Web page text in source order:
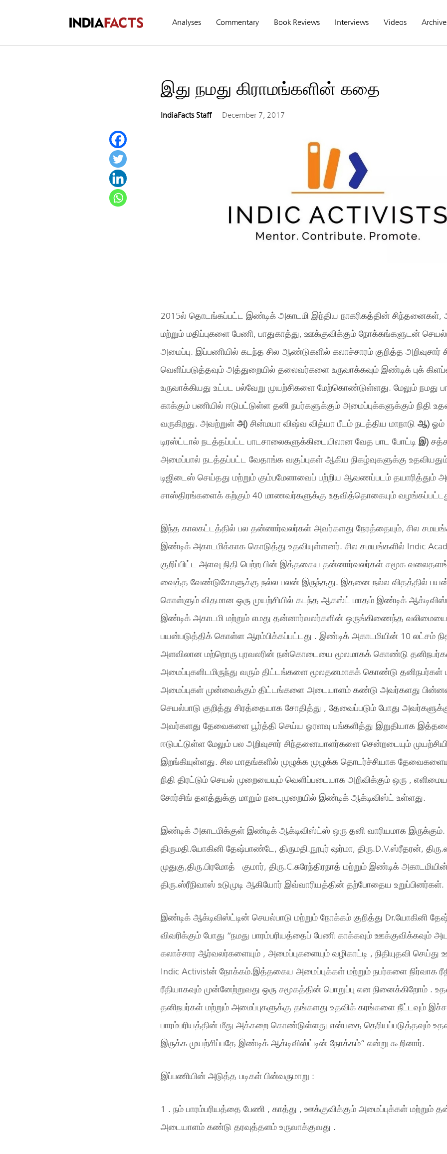
Analyses Commentary Book Reviews Interviews Videos
இது நமது கிராமங்களின் கதை
IndiaFacts Staff December 7, 2017
2015ல் தொடங்கப்பட்ட இண்டிக் அகாடமி இந்திய நாகரிகத்தின்
மற்றும் மதிப்புகளை பேணி, பாதுகாத்து, ஊக்குவிக்கும் நோக்கங்களுடன்
அமைப்பு. இப்பணியில் கடந்த சில ஆண்டுகளில் கலாச்சாரம் குறித்த
வெளிப்படுத்தவும் அத்துறையில் தலைவர்களை உருவாக்கவும் இண்டிக் புக்
உருவாக்கியது உட்பட பல்வேறு முயற்சிகளை மேற்கொண்டுள்ளது. மேலும் நமது
காக்கும் பணியில் ஈடுபட்டுள்ள தனி நபர்களுக்கும் அமைப்புக்களுக்கும் நிதி
வருகிறது. அவற்றுள் அ) சின்மயா விஷ்வ வித்யா பீடம் நடத்திய மாநாடு ஆ) ஓம்
டிரஸ்ட்டால் நடத்தப்பட்ட பாடசாலைகளுக்கிடையிலான வேத பாட போட்டி இ)
அமைப்பால் நடத்தப்பட்ட வேதாங்க வகுப்புகள் ஆகிய நிகழ்வுகளுக்கு
டிஜிடைஸ் செய்தது மற்றும் கும்பமேளாவைப் பற்றிய ஆவணப்படம் தயாரித்தும்
சாஸ்திரங்களைக் கற்கும் 40 மாணவர்களுக்கு உதவித்தொகையும்
இந்த காலகட்டத்தில் பல தன்னார்வலர்கள் அவர்களது நேரத்தையும், சில
இண்டிக் அகாடமிக்காக கொடுத்து உதவியுள்ளனர். சில சமயங்களில் Indic
குறிப்பிட்ட அளவு நிதி பெற்ற பின் இத்தகைய தன்னார்வலர்கள் சமூக
வைத்த வேண்டுகோளுக்கு நல்ல பலன் இருந்தது. இதனை நல்ல விதத்தில்
கொள்ளும் விதமான ஒரு முயற்சியில் கடந்த ஆகஸ்ட் மாதம் இண்டிக்
இண்டிக் அகாடமி மற்றும் எமது தன்னார்வலர்களின் ஒருங்கிணைந்த வலிமையை
பயன்படுத்திக் கொள்ள ஆரம்பிக்கப்பட்டது . இண்டிக் அகாடமியின் 10 லட்சம்
அளவிலான மற்றொரு புரவலரின் நன்கொடையை மூலமாகக் கொண்டு
அமைப்புகளிடமிருந்து வரும் திட்டங்களை மூலதனமாகக் கொண்டு தனிநபர்கள்
அமைப்புகள் முன்வைக்கும் திட்டங்களை அடையாளம் கண்டு அவர்களது
செயல்பாடு குறித்து சிரத்தையாக சோதித்து , தேவைப்படும் போது
அவர்களது தேவைகளை பூர்த்தி செய்ய ஓரளவு பங்களித்து இறுதியாக
ஈடுபட்டுள்ள மேலும் பல அறிவுசார் சிந்தனையாளர்களை சென்றடையும்
இறங்கியுள்ளது. சில மாதங்களில் முழுக்க முழுக்க தொடர்ச்சியாக
நிதி திரட்டும் செயல் முறையையும் வெளிப்படையாக அறிவிக்கும் ஒரு ,
சோர்சிங் தளத்துக்கு மாறும் நடைமுறையில் இண்டிக் ஆக்டிவிஸ்ட் உள்ளது.
இண்டிக் அகாடமிக்குள் இண்டிக் ஆக்டிவிஸ்ட்ஸ் ஒரு தனி வாரியமாக இருக்கும்.
திருமதி.யோகினி தேஷ்பாண்டே, திருமதி.நூபுர் ஷர்மா, திரு.D.V.ஸ்ரீதரன்,
முதுகு,திரு.பிரமோத் குமார், திரு.C.சுரேந்திரநாத் மற்றும் இண்டிக் அகாடமியின்
திரு.ஸ்ரீநிவாஸ் உடுமுடி ஆகியோர் இவ்வாரியத்தின் தற்போதைய உறுப்பினர்கள்.
இண்டிக் ஆக்டிவிஸ்ட்டின் செயல்பாடு மற்றும் நோக்கம் குறித்து Dr.யோகினி
விவரிக்கும் போது “நமது பாரம்பரியத்தைப் பேணி காக்கவும் ஊக்குவிக்கவும்
கலாச்சார ஆர்வலர்களையும் , அமைப்புகளையும் வழிகாட்டி , நிதியுதவி செய்து
Indic Activistன் நோக்கம்.இத்தகைய அமைப்புக்கள் மற்றும் நபர்களை நிர்வாக
ரீதியாகவும் முன்னேற்றுவது ஒரு சமூகத்தின் பொறுப்பு என நினைக்கிறோம் .
தனிநபர்கள் மற்றும் அமைப்புகளுக்கு தங்களது உதவிக் கரங்களை நீட்டவும்
பாரம்பரியத்தின் மீது அக்கறை கொண்டுள்ளது என்பதை தெரியப்படுத்தவும்
இருக்க முயற்சிப்பதே இண்டிக் ஆக்டிவிஸ்ட்டின் நோக்கம்” என்று கூறினார்.
இப்பணியின் அடுத்த படிகள் பின்வருமாறு :
1 . நம் பாரம்பரியத்தை பேணி , காத்து , ஊக்குவிக்கும் அமைப்புக்கள் மற்றும்
அடையாளம் கண்டு தரவுத்தளம் உருவாக்குவது .